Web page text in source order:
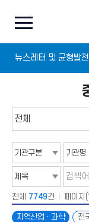
전
체
뉴
기
뉴스레터 및 균형발
탭
메
택
기
관
구
분
기
관
명
검
색
조
건
선
택
검
색
어
입
력
전체 7749건 페이지(
지역산업ㆍ과학 전